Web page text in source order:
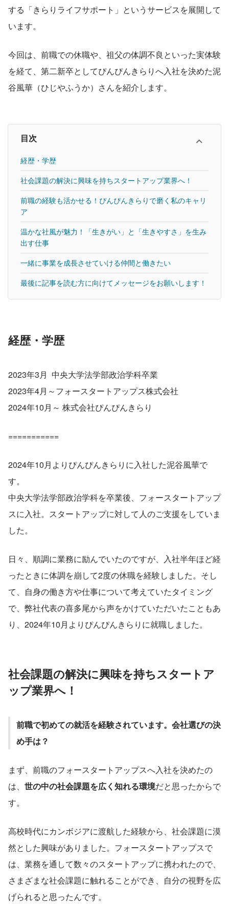
する「きらりライフサポート」というサービスを展開して
います。
今回は、前職での休職や、祖父の体調不良といった実体験
を経て、第二新卒としてぴんぴんきらりへ入社を決めた泥
谷風華（ひじやふうか）さんを紹介します。
目次
経歴・学歴
社会課題の解決に興味を持ちスタートアップ業界へ！
前職の経験も活かせる！ぴんぴんきらりで磨く私のキャリ
ア
温かな社風が魅力！「生きがい」と「生きやすさ」を生み
出す仕事
一緒に事業を成長させていける仲間と働きたい
最後に記事を読む方に向けてメッセージをお願いします！
経歴・学歴
2023年3月  中央大学法学部政治学科卒業
2023年4月～フォースタートアップス株式会社
2024年10月～ 株式会社ぴんぴんきらり
===========
2024年10月よりぴんぴんきらりに入社した泥谷風華で
す。
中央大学法学部政治学科を卒業後、フォースタートアップ
スに入社。スタートアップに対して人のご支援をしていま
した。
日々、順調に業務に励んでいたのですが、入社半年ほど経
ったときに体調を崩して2度の休職を経験しました。そし
て、自身の働き方や仕事について考えていたタイミング
で、弊社代表の喜多尾から声をかけていただいたこともあ
り、2024年10月よりぴんぴんきらりに就職しました。
社会課題の解決に興味を持ちスタートア
ップ業界へ！
前職で初めての就活を経験されています。会社選びの決
め手は？
まず、前職のフォースタートアップスへ入社を決めたの
は、 世の中の社会課題を広く知れる環境だと思ったからで
す。
高校時代にカンボジアに渡航した経験から、社会課題に漠
然とした興味がありました。フォースタートアップスで
は、業務を通して数々のスタートアップに携われたので、
さまざまな社会課題に触れることができ、自分の視野を広
げられると思ったんです。